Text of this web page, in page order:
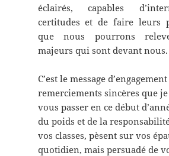
éclairés, capables
certitudes et de faire leurs
que nous pourrons
majeurs qui sont devant nous.
C’est le message
remerciements sincères que
vous passer en ce début
du poids et de la
vos classes, pèsent sur vos
quotidien, mais persuadé de